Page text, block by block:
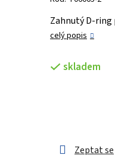
0,0
z 5
Zahnutý D-ring
celý popis
skladem
Zeptat se